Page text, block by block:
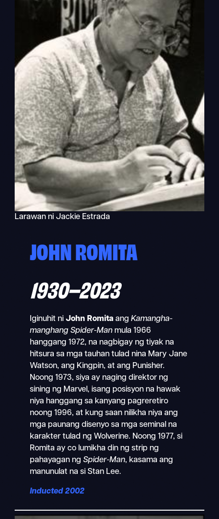
Larawan ni Jackie Estrada
JOHN ROMITA
1930–2023
Iginuhit ni John Romita angKamangha-
manghang Spider-Man mula 1966
hanggang 1972, na nagbigay ng tiyak na
hitsura sa mga tauhan tulad nina Mary Jane
Watson, ang Kingpin, at ang Punisher.
Noong 1973, siya ay naging direktor ng
sining ng Marvel, isang posisyon na hawak
niya hanggang sa kanyang pagreretiro
noong 1996, at kung saan nilikha niya ang
mga paunang disenyo sa mga seminal na
karakter tulad ng Wolverine. Noong 1977, si
Romita ay co lumikha din ng strip ng
pahayagan ngSpider-Man, kasama ang
manunulat na si Stan Lee.
Inducted 2002